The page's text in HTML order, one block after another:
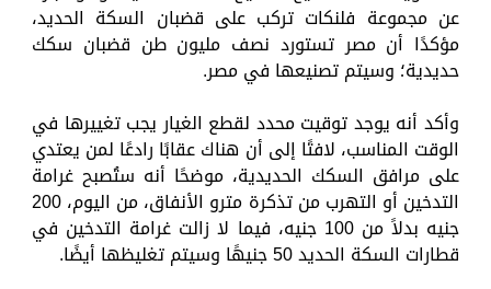
عن مجموعة فلنكات تركب على قضبان السكة الحديد،
مؤكدًا أن مصر تستورد نصف مليون طن قضبان سكك
حديدية؛ وسيتم تصنيعها في مصر.
وأكد أنه يوجد توقيت محدد لقطع الغيار يجب تغييرها في
الوقت المناسب، لافتًا إلى أن هناك عقابًا رادعًا لمن يعتدي
على مرافق السكك الحديدية، موضحًا أنه ستُصبح غرامة
التدخين أو التهرب من تذكرة مترو الأنفاق، من اليوم، 200
جنيه بدلاً من 100 جنيه، فيما لا زالت غرامة التدخين في
قطارات السكة الحديد 50 جنيهًا وسيتم تغليظها أيضًا.